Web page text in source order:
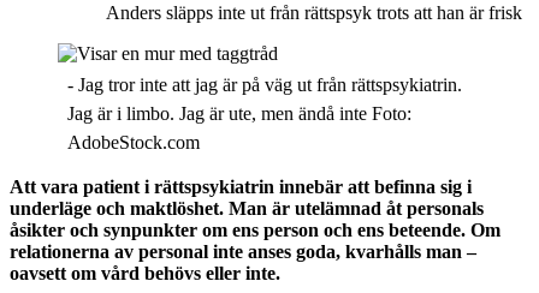
Anders släpps inte ut från rättspsyk trots att han är frisk
- Jag tror inte att jag är på väg ut från rättspsykiatrin.
Jag är i limbo. Jag är ute, men ändå inte Foto:
AdobeStock.com
Att vara patient i rättspsykiatrin innebär att befinna sig i
underläge och maktlöshet. Man är utelämnad åt personals
åsikter och synpunkter om ens person och ens beteende. Om
relationerna av personal inte anses goda, kvarhålls man –
oavsett om vård behövs eller inte.